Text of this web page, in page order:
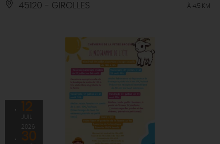
45120 - GIROLLES À 4.5 KM
12
2026
30